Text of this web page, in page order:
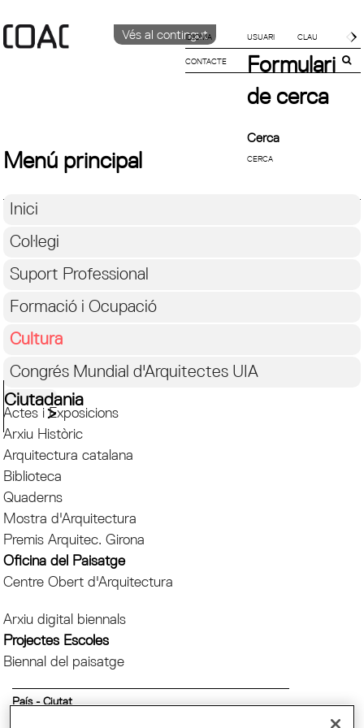
Vés al contingut
IDIOMA
CATALÀ
CONTACTE
Formulari
de cerca
Cerca
Menú principal
Inici
Col·legi
Suport Professional
Formació i Ocupació
Cultura
Congrés Mundial d'Arquitectes UIA
Ciutadania
Actes i Exposicions
Arxiu Històric
Arquitectura catalana
Biblioteca
Quaderns
Mostra d'Arquitectura
Premis Arquitec. Girona
Oficina del Paisatge
Centre Obert d'Arquitectura
Arxiu digital biennals
Projectes Escoles
Biennal del paisatge
País - Ciutat